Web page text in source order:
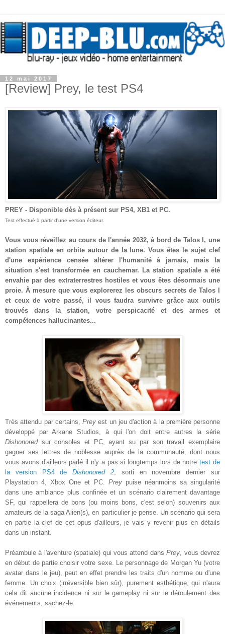
12 mai 2017
[Review] Prey, le test PS4
PREY - Disponible dès à présent sur PS4, XB1 et PC.
Test effectué à partir d'une version éditeur.
Vous vous réveillez au cours de l'année 2032, à bord de Talos I, une
station spatiale en orbite autour de la lune. Vous êtes le sujet clef
d'une expérience censée altérer l'humanité à jamais, mais la
situation s'est transformée en cauchemar. La station spatiale a été
envahie par des extraterrestres hostiles et vous êtes désormais une
proie. À mesure que vous explorerez les obscurs secrets de Talos I
et ceux de votre passé, il vous faudra survivre grâce aux outils
trouvés dans la station, votre perspicacité et des armes et
compétences hallucinantes...
Très attendu par certains, Prey est un jeu d'action à la première personne
développé par Arkane Studios, à qui l'on doit entre autres la série
Dishonoredsur consoles et PC, ayant su par son travail exemplaire
gagner ses lettres de noblesse auprès de la communauté, dont nous
vous avons d'ailleurs parlé il n'y a pas si longtemps lors de notretest de
la version PS4 deDishonored 2 , sorti en novembre dernier sur
Playstation 4, Xbox One et PC. Preypuise néanmoins sa singularité
dans une ambiance plus confinée et un scénario clairement davantage
SF, qui rappellera de bons (ou moins bons, c'est selon) souvenirs aux
amateurs de la saga Alien(s), en particulier je pense. Un scénario qui sera
en partie la clef de cet opus d'ailleurs, je vais y revenir plus en détails
dans un instant.
Préambule à l'aventure (spatiale) qui vous attend dansPrey , vous devrez
en début de partie choisir votre sexe. Le personnage de Morgan Yu (votre
avatar dans le jeu), peut en effet prendre les traits d'un homme ou d'une
femme. Un choix (irréversible bien sûr), purement esthétique, qui n'aura
cela dit aucune incidence ni sur le gameplay ni sur le déroulement des
événements, sachez-le.